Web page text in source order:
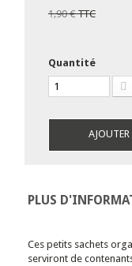
1,90 €TTC
Quantité
PLUS
Ces petits sachets
serviront de